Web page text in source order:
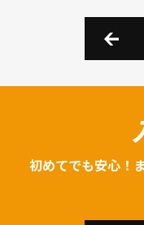
初めてでも安心！